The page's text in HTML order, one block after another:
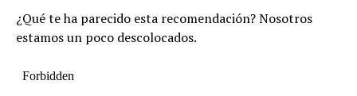
¿Qué te ha parecido esta recomendación? Nosotros
estamos un poco descolocados.